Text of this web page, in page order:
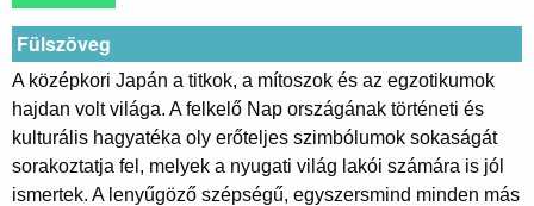
Fülszöveg
A középkori Japán a titkok, a mítoszok és az egzotikumok
hajdan volt világa. A felkelő Nap országának történeti és
kulturális hagyatéka oly erőteljes szimbólumok sokaságát
sorakoztatja fel, melyek a nyugati világ lakói számára is jól
ismertek. A lenyűgöző szépségű, egyszersmind minden más